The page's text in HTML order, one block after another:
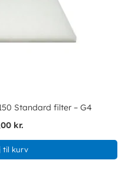
Standard filter – G4
kr.
til kurv